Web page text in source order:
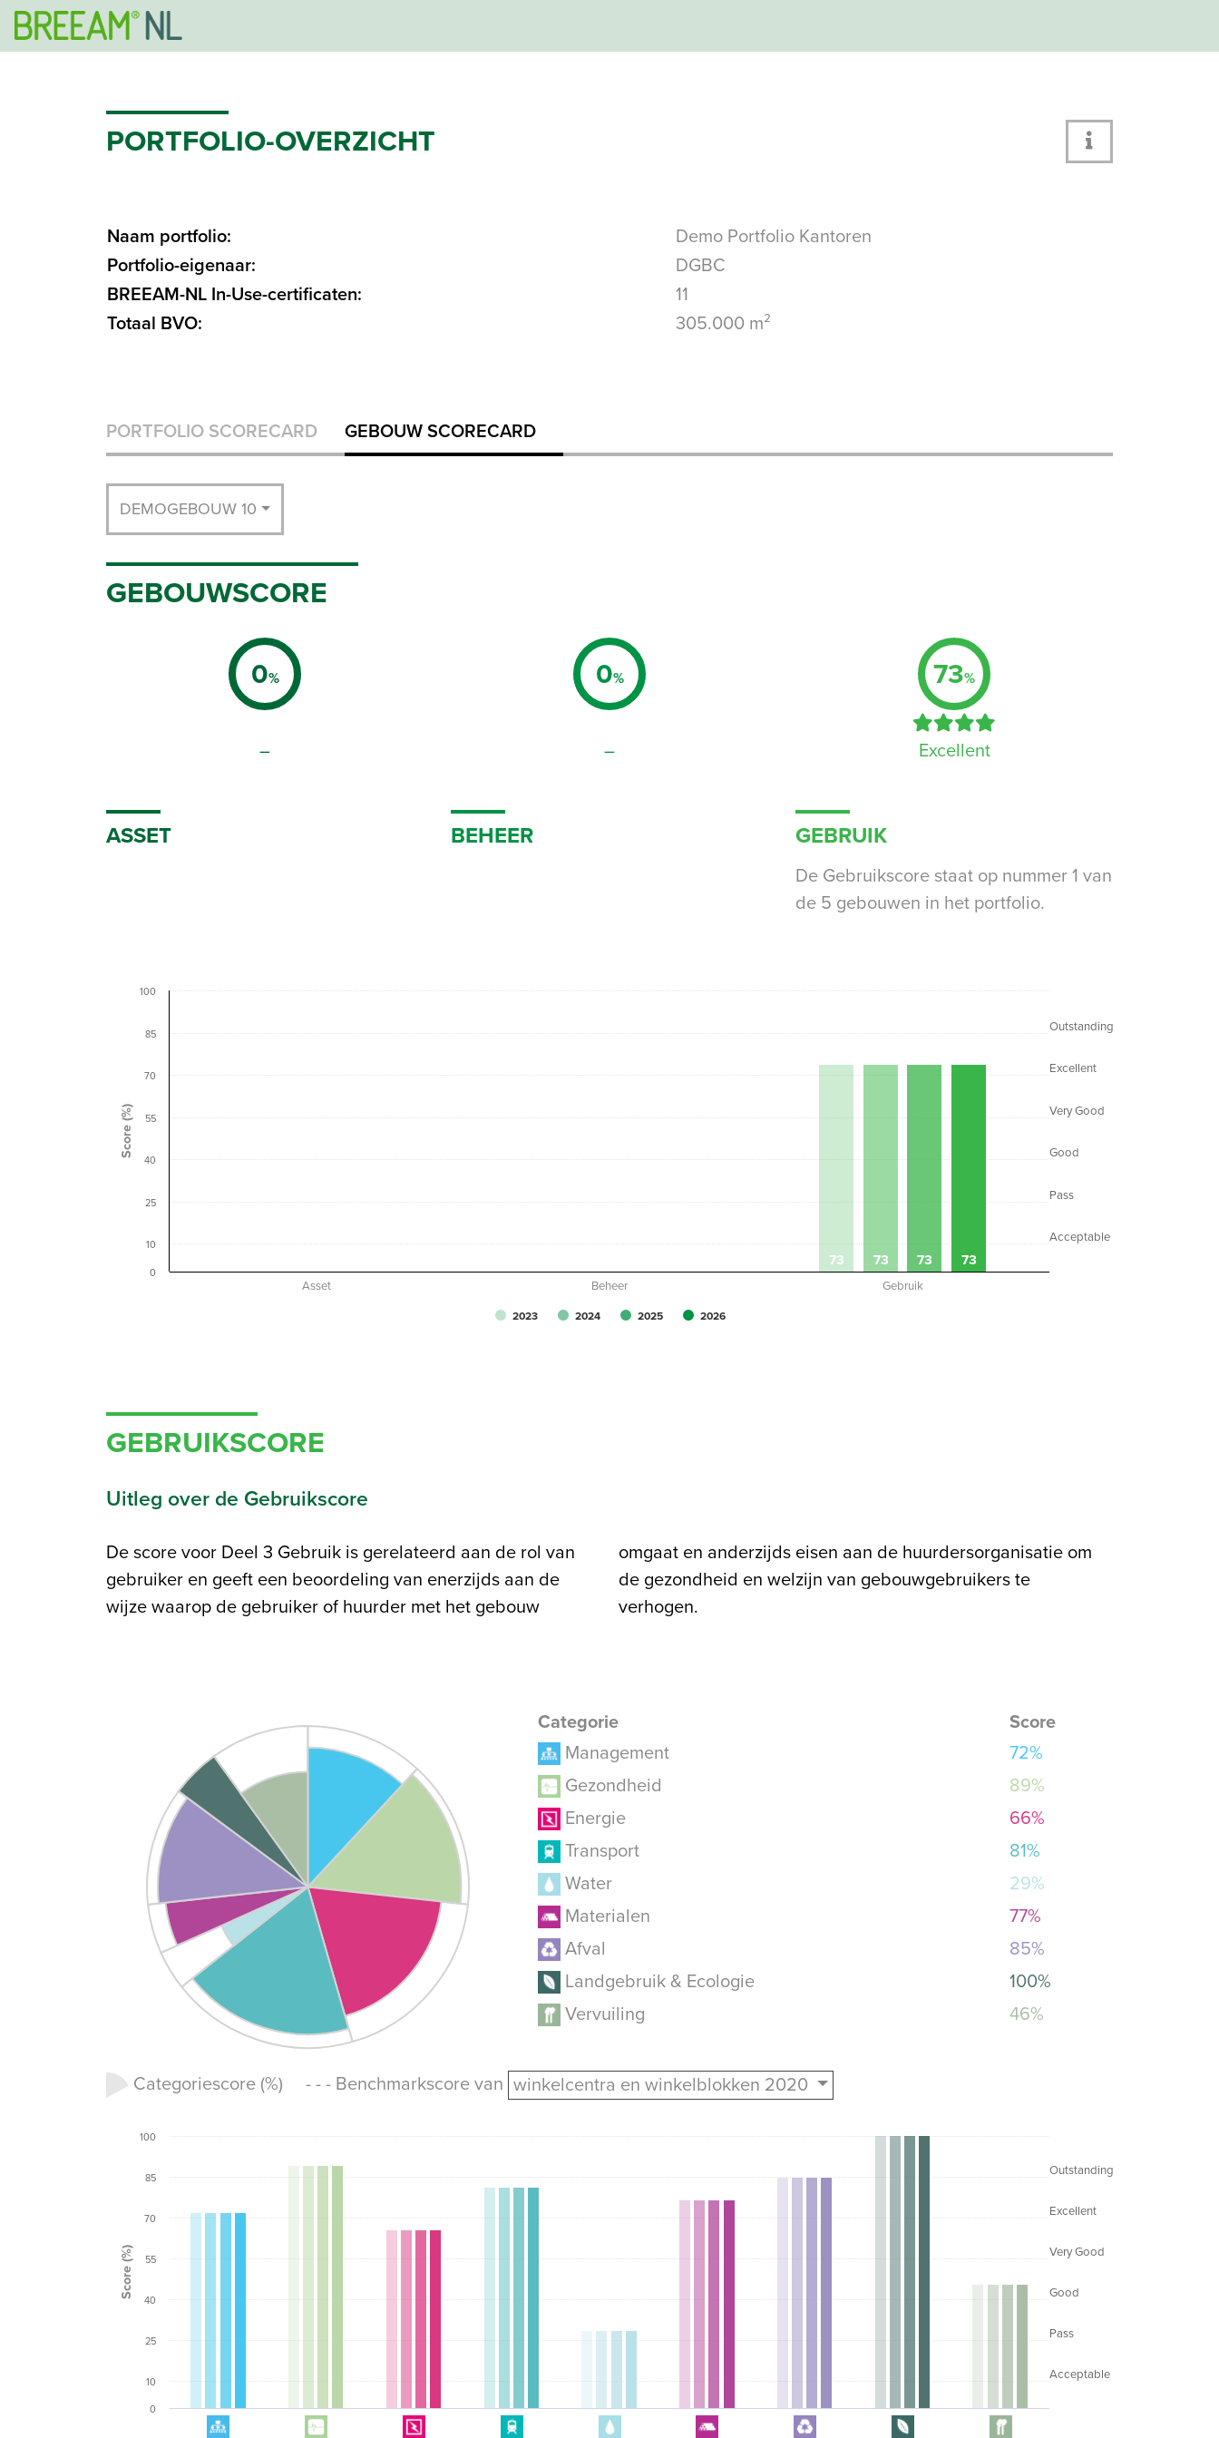
PORTFOLIO-OVERZICHT
Naam portfolio:
Demo Portfolio Kantoren
Portfolio-eigenaar:
DGBC
BREEAM-NL In-Use-certificaten:
11
Totaal BVO:
305.000 m²
PORTFOLIO SCORECARD GEBOUW SCORECARD
DEMOGEBOUW 10
GEBOUWSCORE
0%
–
ASSET
0%
–
BEHEER
73%
Excellent
GEBRUIK
De Gebruikscore staat op nummer 1 van
de 5 gebouwen in het portfolio.
Acceptable
Pass
Good
Very Good
Excellent
Outstanding
Score (%)
73 73 73 73
2023 2024 2025 2026
Asset Beheer Gebruik
0
10
25
40
55
70
85
100
GEBRUIKSCORE
Uitleg over de Gebruikscore
De score voor Deel 3 Gebruik is gerelateerd aan de rol van
gebruiker en geeft een beoordeling van enerzijds aan de
wijze waarop de gebruiker of huurder met het gebouw
omgaat en anderzijds eisen aan de huurdersorganisatie om
de gezondheid en welzijn van gebouwgebruikers te
verhogen.
Categorie
Score
Management
72%
Gezondheid
89%
Energie
66%
Transport
81%
Water
29%
Materialen
77%
Afval
85%
Landgebruik & Ecologie
100%
Vervuiling
46%
Categoriescore (%) - - - Benchmarkscore van winkelcentra en winkelblokken 2020
Acceptable
Pass
Good
Very Good
Excellent
Outstanding
Score (%)
0
10
25
40
55
70
85
100